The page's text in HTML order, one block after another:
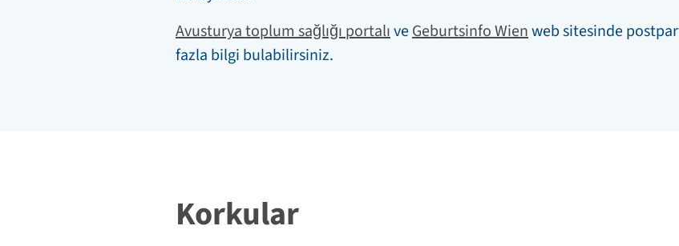
Avusturya toplum sağlığı portalıveGeburtsinfo Wienweb sitesinde
fazla bilgi bulabilirsiniz.
Korkular